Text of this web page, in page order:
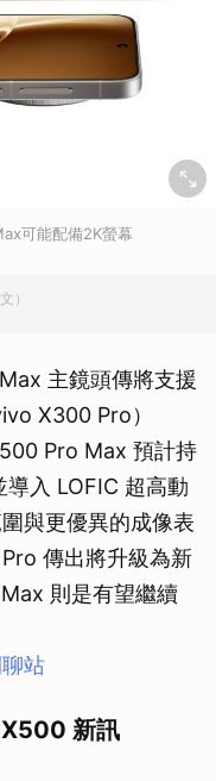
可能配備2K螢幕
）
主鏡頭傳將支援
X300 Pro）
Pro Max 預計持
入 LOFIC 超高動
與更優異的成像表
傳出將升級為新
則是有望繼續
站
X500 新訊